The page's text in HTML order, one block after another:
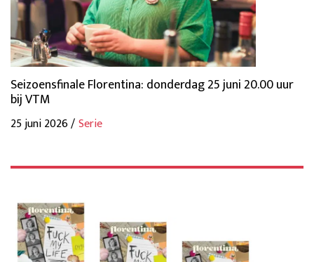
Seizoensfinale Florentina: donderdag 25 juni 20.00 uur
bij VTM
25 juni 2026 /Serie